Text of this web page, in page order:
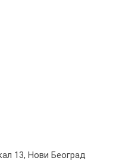
13, Нови Београд